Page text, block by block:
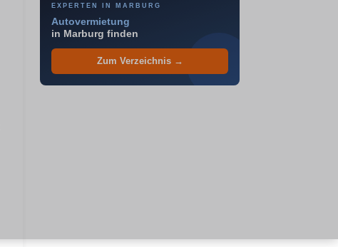
EXPERTEN IN MARBURG
Autovermietung
in Marburg finden
Zum Verzeichnis →